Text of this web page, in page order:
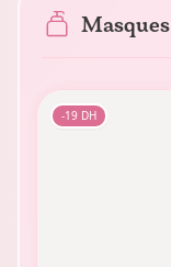
Masques
-19DH